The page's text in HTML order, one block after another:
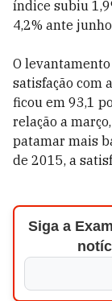
índice subiu
4,2% ante
O
satisfação com
ficou em 93,1
relação a
patamar mais
de 2015, a
Siga a